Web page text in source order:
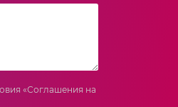
«Соглашения на